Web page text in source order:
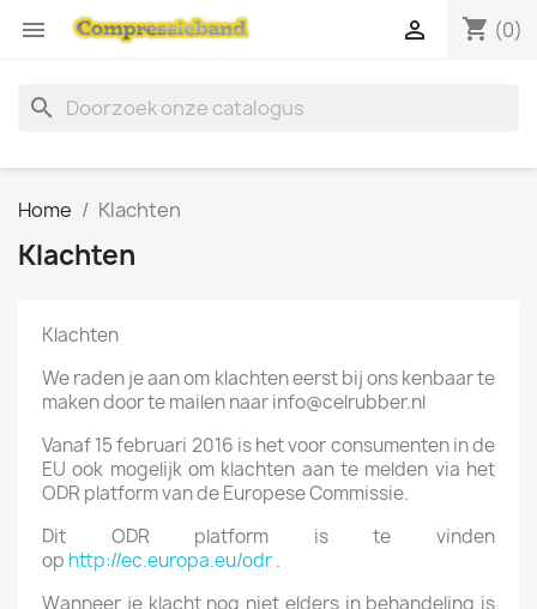
 shopping_cart (0)

search
Home Klachten
Klachten
Klachten
We raden je aan om klachten eerst bij ons kenbaar te
maken door te mailen naar info@celrubber.nl
Vanaf 15 februari 2016 is het voor consumenten in de
EU ook mogelijk om klachten aan te melden via het
ODR platform van de Europese Commissie.
Dit ODR platform is te vinden
op http://ec.europa.eu/odr.
Wanneer je klacht nog niet elders in behandeling is